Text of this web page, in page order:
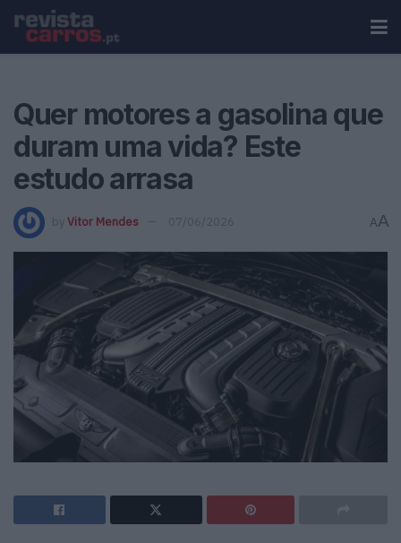
Quer motores a gasolina que
duram uma vida? Este
estudo arrasa
by Vitor Mendes 07/06/2026 AA